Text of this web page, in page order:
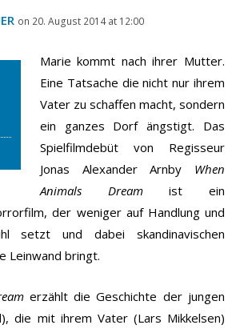
on 20. August 2014 at 12:00
Marie kommt nach ihrer Mutter.
Eine Tatsache die nicht nur ihrem
Vater zu schaffen macht, sondern
ein ganzes Dorf ängstigt. Das
Spielfilmdebüt von Regisseur
Jonas Alexander Arnby When
Animals Dreamist ein
der weniger auf Handlung und
setzt und dabei skandinavischen
Leinwand bringt.
erzählt die Geschichte der jungen
die mit ihrem Vater (Lars Mikkelsen)